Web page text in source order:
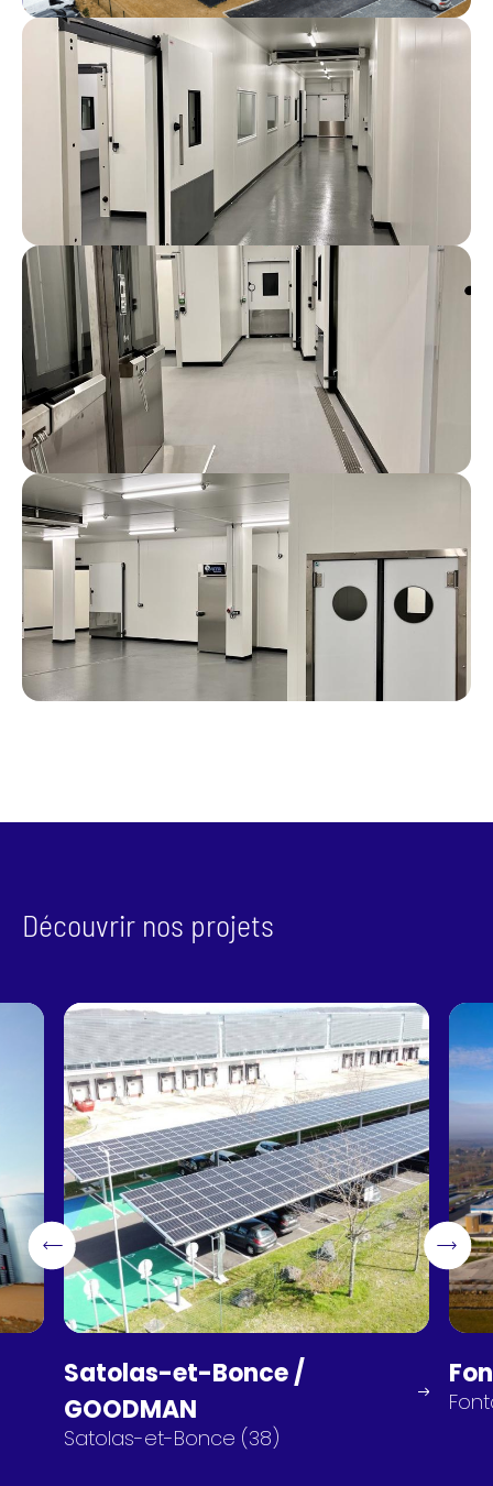
Découvrir nos projets
Satolas-et-Bonce /
GOODMAN
Satolas-et-Bonce (38)